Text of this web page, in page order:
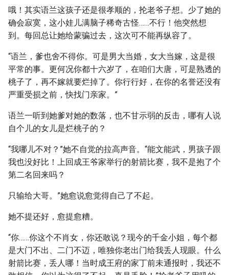
哦！其实语兰这孩子还是很孝顺的，抡老爷子想。少了她的
确会寂寞，这小娃儿满脑子稀奇古怪……不行！他突然想
到。每回总让她给蒙骗过去，这次可不能再纵容了。
“语兰，爹也舍不得你。可是男大当婚，女大当嫁，这是很
平常的事。更何况你都十六岁了，在咱们大唐，可是熟透的
桃子了，再不嫁就要烂掉了。你行行好，在你的名誉还没有
严重受损之前，快找门亲家。”
语兰一听到她爹对她的数落，也不甘示弱的反击，哪有人说
自个儿的女儿是烂桃子的？
“我哪儿不对？”她不自觉的拉高声音。“能文能武，男孩子跟
我也没好比！上回成王爷家举行的射箭比赛，我不是抱了个
第二名回来吗？
只输给大哥。”她愈说愈觉得自己了不起。
她不提还好，愈提愈糟。
“你……你这个不肖女，你还敢说？现今的千金小姐，每个都
是大门不出、二门不迈，唯独你老出门给我丢人现眼。什么
射箭比赛，丢人哪！当时成王府的家丁前未通报时，我还不